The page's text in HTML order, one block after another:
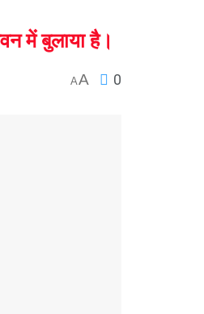
में बुलाया है।
AA 0